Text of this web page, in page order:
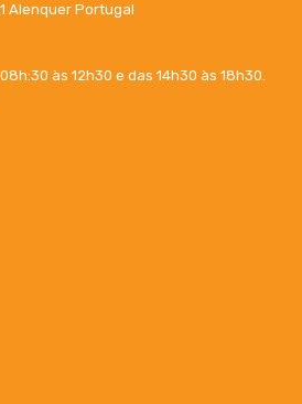
Alenquer Portugal
às 12h30 e das 14h30 às 18h30.